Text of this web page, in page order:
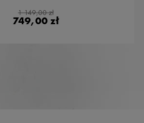
1 149,00 zł
749,00 zł